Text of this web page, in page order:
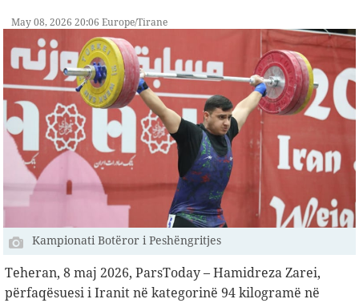
May 08, 2026 20:06 Europe/Tirane
Kampionati Botëror i Peshëngritjes
Teheran, 8 maj 2026, ParsToday – Hamidreza Zarei,
përfaqësuesi i Iranit në kategorinë 94 kilogramë në